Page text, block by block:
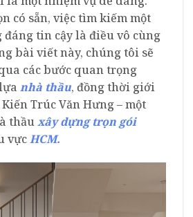
có sẵn, việc tìm kiếm một
đáng tin cậy là điều vô cùng
bài viết này, chúng tôi sẽ
các bước quan trọng
nhà thầu, đồng thời giới
Trúc Văn Hưng – một
thầuxây dựng trọn gói
vựcHCM.